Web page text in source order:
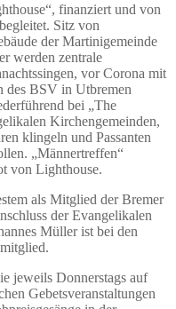
finanziert und von
Sitz von
der Martinigemeinde
werden zentrale
vor Corona mit
des BSV in Utbremen
bei „The
Kirchengemeinden,
klingeln und Passanten
„Männertreffen“
von Lighthouse.
als Mitglied der Bremer
der Evangelikalen
Müller ist bei den
jeweils Donnerstags auf
Gebetsveranstaltungen